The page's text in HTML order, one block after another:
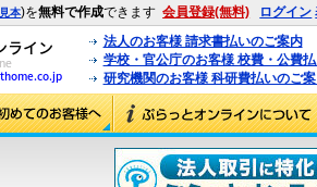
見本)を無料で作成できます 会員登録(無料) ログイン
法人のお客様 請求書払いのご案内
学校・官公庁のお客様 校費・公費
研究機関のお客様 科研費払いのご